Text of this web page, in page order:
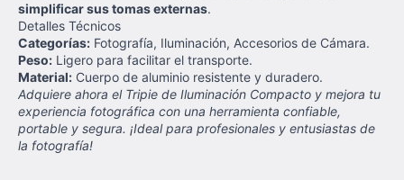
simplificar sus tomas externas.
Detalles Técnicos
Categorías: Fotografía, Iluminación, Accesorios de Cámara.
Peso: Ligero para facilitar el transporte.
Material: Cuerpo de aluminio resistente y duradero.
Adquiere ahora el Tripie de Iluminación Compacto y mejora tu
experiencia fotográfica con una herramienta confiable,
portable y segura. ¡Ideal para profesionales y entusiastas de
la fotografía!